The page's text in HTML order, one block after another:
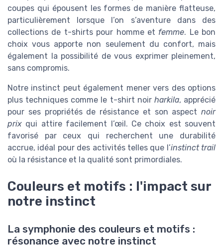
coupes qui épousent les formes de manière flatteuse,
particulièrement lorsque l’on s’aventure dans des
collections de t-shirts pour homme et femme. Le bon
choix vous apporte non seulement du confort, mais
également la possibilité de vous exprimer pleinement,
sans compromis.
Notre instinct peut également mener vers des options
plus techniques comme le t-shirt noir harkila, apprécié
pour ses propriétés de résistance et son aspect noir
prix qui attire facilement l’œil. Ce choix est souvent
favorisé par ceux qui recherchent une durabilité
accrue, idéal pour des activités telles que l’instinct trail
où la résistance et la qualité sont primordiales.
Couleurs et motifs : l'impact sur
notre instinct
La symphonie des couleurs et motifs :
résonance avec notre instinct